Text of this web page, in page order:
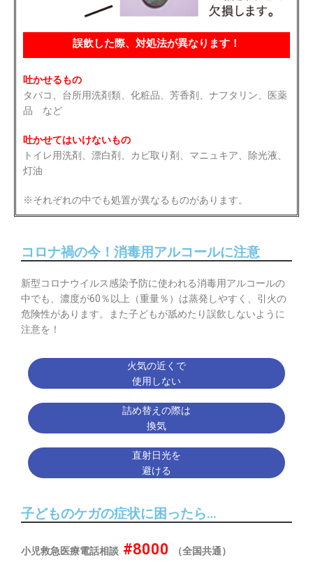
誤飲した際、対処法が異なります！
吐かせるもの
タバコ、台所用洗剤類、化粧品、芳香剤、ナフタリン、医薬
品 など
吐かせてはいけないもの
トイレ用洗剤、漂白剤、カビ取り剤、マニュキア、除光液、
灯油
※それぞれの中でも処置が異なるものがあります。
コロナ禍の今！消毒用アルコールに注意
新型コロナウイルス感染予防に使われる消毒用アルコールの
中でも、濃度が60％以上（重量％）は蒸発しやすく、引火の
危険性があります。また子どもが舐めたり誤飲しないように
注意を！
火気の近くで
使用しない
詰め替えの際は
換気
直射日光を
避ける
子どものケガの症状に困ったら…
小児救急医療電話相談 #8000 （全国共通）